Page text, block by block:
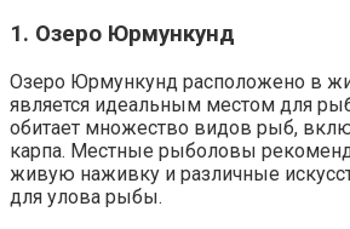
1. Озеро Юрмункунд
Озеро Юрмункунд расположено в
является идеальным местом для
обитает множество видов рыб,
карпа. Местные рыболовы
живую наживку и различные
для улова рыбы.